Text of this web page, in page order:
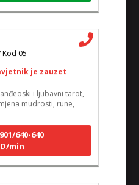
/ Kod 05
je zauzet
i ljubavni tarot,
mudrosti, rune,
640-640
min